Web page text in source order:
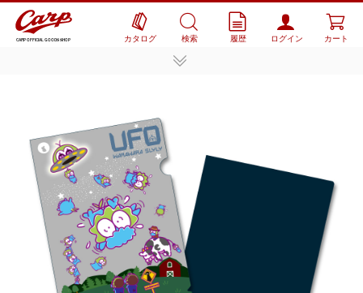
CARP OFFICIAL GOODS SHOP カタログ 検索 履歴 ログイン カート